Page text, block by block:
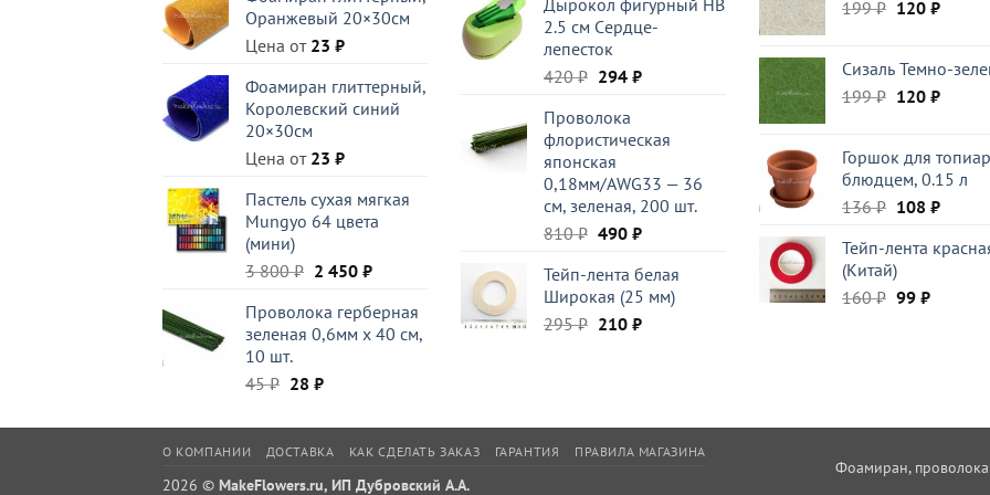
522 ₽.
Оранжевый 20×30см
Цена от 23 ₽
Фоамиран глиттерный,
Королевский синий
20×30см
Цена от 23 ₽
Пастель сухая мягкая
Mungyo 64 цвета
(мини)
3 800₽ Первоначальная
составляла
3
2 450 ₽Текущая
2
450 ₽.
Проволока герберная
зеленая 0,6мм x 40 см,
10 шт.
45₽ Первоначальная
составляла
45 ₽.
28 ₽Текущая
28 ₽.
2.5 см Cердце-
лепесток
420₽ Первоначальная
составляла
420 ₽.
294 ₽Текущая
Проволока
флористическая
японская
0,18мм/AWG33 — 36
см, зеленая, 200 шт.
810₽ Первоначальная
составляла
810 ₽.
490 ₽Текущая
490 ₽.
Тейп-лента белая
Широкая (25 мм)
295₽ Первоначальная
210 ₽Текущая
410 ₽.
199₽
199 ₽.
120 ₽
Сизаль Темно-
199₽
199 ₽.
120 ₽
Горшок для
блюдцем, 0.15 л
136₽
составляла
136 ₽.
108 ₽
108 ₽.
Тейп-лента
(Китай)
160₽ 99 ₽Текущая
Фоамиран,
О КОМПАНИИ ДОСТАВКА КАК СДЕЛАТЬ ЗАКАЗ ГАРАНТИЯ ПРАВИЛА МАГАЗИНА
2026 © MakeFlowers.ru, ИП Дубровский А.А.